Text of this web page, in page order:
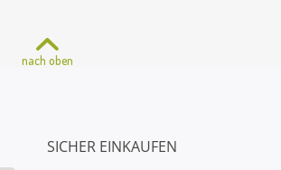
nach oben
SICHER EINKAUFEN